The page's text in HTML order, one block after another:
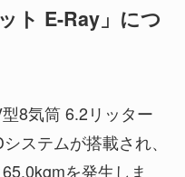
ト E-Ray」につ
8気筒 6.2リッター
ステムが搭載され、
を発生しま